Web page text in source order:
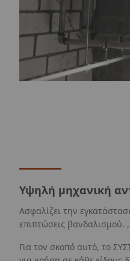
Υψηλή μηχανική
Ασφαλίζει την
επιπτώσεις βανδαλισμού. ,
Για τον σκοπό αυτό, το